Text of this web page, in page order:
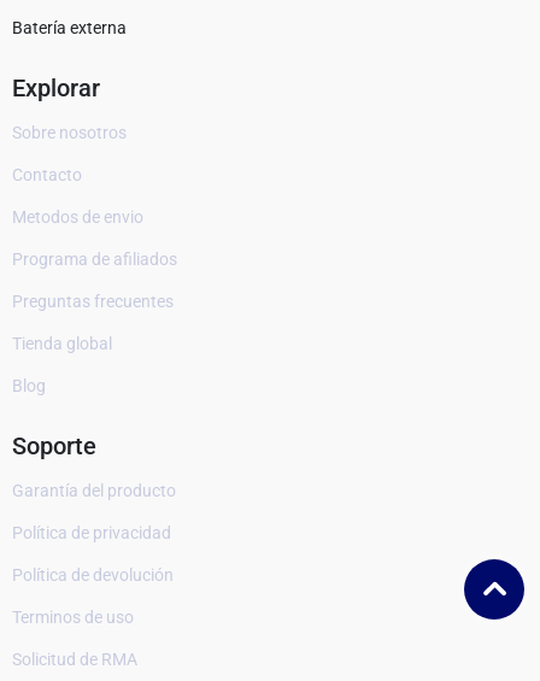
Batería externa
Explorar
Sobre nosotros
Contacto
Metodos de envio
Programa de afiliados
Preguntas frecuentes
Tienda global
Blog
Soporte
Garantía del producto
Política de privacidad
Política de devolución
Terminos de uso
Solicitud de RMA